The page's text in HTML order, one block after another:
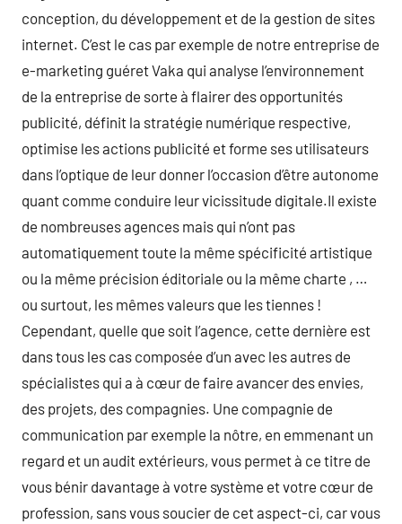
conception, du développement et de la gestion de sites
internet. C’est le cas par exemple de notre entreprise de
e-marketing guéret Vaka qui analyse l’environnement
de la entreprise de sorte à flairer des opportunités
publicité, définit la stratégie numérique respective,
optimise les actions publicité et forme ses utilisateurs
dans l’optique de leur donner l’occasion d’être autonome
quant comme conduire leur vicissitude digitale.Il existe
de nombreuses agences mais qui n’ont pas
automatiquement toute la même spécificité artistique
ou la même précision éditoriale ou la même charte , …
ou surtout, les mêmes valeurs que les tiennes !
Cependant, quelle que soit l’agence, cette dernière est
dans tous les cas composée d’un avec les autres de
spécialistes qui a à cœur de faire avancer des envies,
des projets, des compagnies. Une compagnie de
communication par exemple la nôtre, en emmenant un
regard et un audit extérieurs, vous permet à ce titre de
vous bénir davantage à votre système et votre cœur de
profession, sans vous soucier de cet aspect-ci, car vous